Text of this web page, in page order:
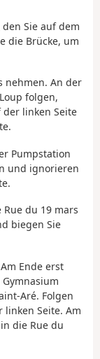
Sie auf dem
die Brücke, um
nehmen. An der
folgen,
linken Seite
Pumpstation
und ignorieren
du 19 mars
biegen Sie
Ende erst
Aré. Folgen
linken Seite. Am
die Rue du